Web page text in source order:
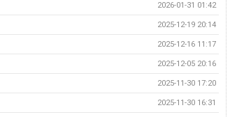
2026-01-31 01:42
2025-12-19 20:14
2025-12-16 11:17
2025-12-05 20:16
2025-11-30 17:20
2025-11-30 16:31